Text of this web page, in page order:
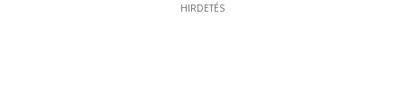
HIRDETÉS